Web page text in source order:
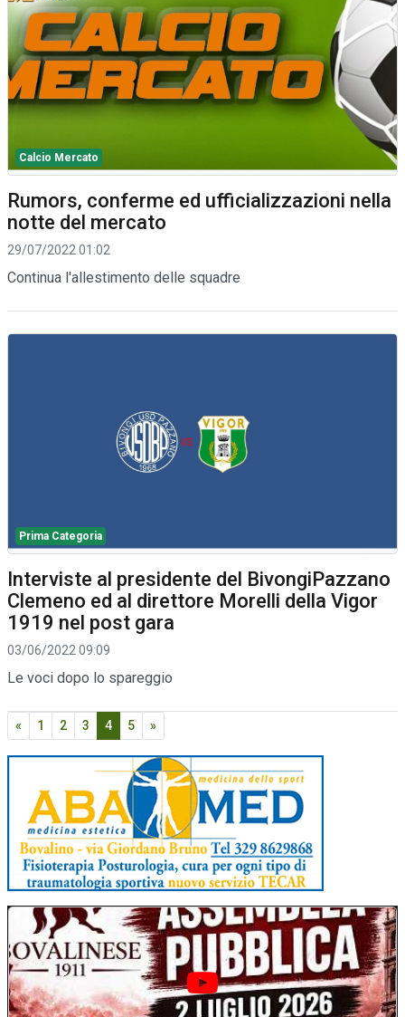
Calcio Mercato
Rumors, conferme ed ufficializzazioni nella
notte del mercato
29/07/2022 01:02
Continua l'allestimento delle squadre
Prima Categoria
Interviste al presidente del BivongiPazzano
Clemeno ed al direttore Morelli della Vigor
1919 nel post gara
03/06/2022 09:09
Le voci dopo lo spareggio
« 1 2 3 4 5 »